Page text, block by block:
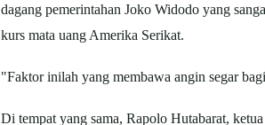
dagang pemerintahan Joko Widodo yang
kurs mata uang Amerika Serikat.
"Faktor inilah yang membawa angin segar
Di tempat yang sama, Rapolo Hutabarat,